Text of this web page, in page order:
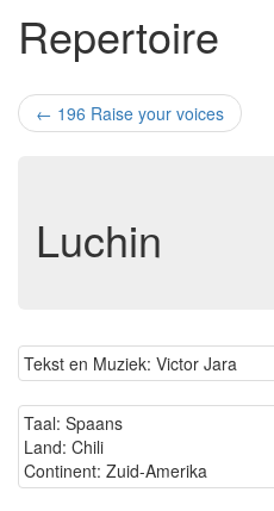
Repertoire
← 196 Raise your voices
Luchin
Tekst en Muziek: Victor Jara
Taal: Spaans
Land: Chili
Continent: Zuid-Amerika